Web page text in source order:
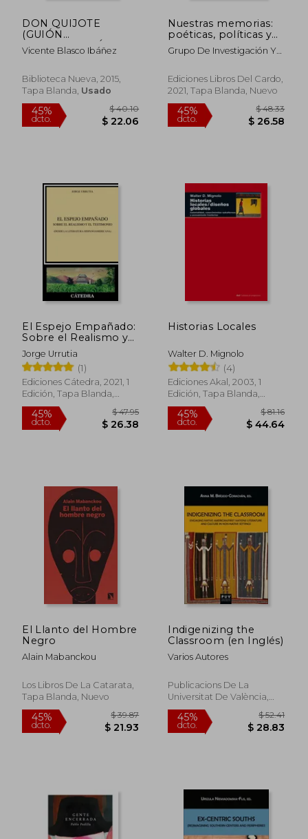
dcto. $ 24.68 dcto.
DON QUIJOTE
(GUIÓN
CINEMATOGRÁFICO)
Vicente Blasco Ibáñez
Biblioteca Nueva, 2015,
Tapa Blanda, Usado
45%
dcto. $ 22.06
Nuestras memorias:
poéticas, políticas y
feminismos
Grupo De Investigación Y
Ediciones Libros Del Cardo,
2021, Tapa Blanda, Nuevo
45%
dcto.
El Espejo Empañado:
Sobre el Realismo y
el Testimonio (Desde
la Literatura
Hispanoamericana)
Jorge Urrutia
(1)
Ediciones Cátedra, 2021, 1
Edición, Tapa Blanda,
Nuevo
Historias Locales
Walter D. Mignolo
(4)
Ediciones Akal, 2003, 1
Edición, Tapa Blanda,
Nuevo
El Llanto del Hombre
Negro
Alain Mabanckou
Los Libros De La Catarata,
Tapa Blanda, Nuevo
Indigenizing the
Classroom (en Inglés)
Varios Autores
Publicacions De La
Universitat De València,
2021, 1 Edición, Tapa
Blanda, Nuevo